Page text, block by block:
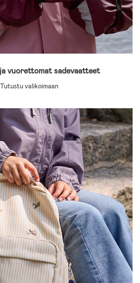
vuorettomat sadevaatteet
Tutustu valikoimaan